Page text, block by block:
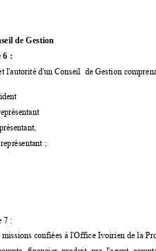
de Gestion
6 :
d'un Conseil  de Gestion
;
7 :
confiées à l'Office Ivoirien de la